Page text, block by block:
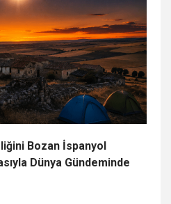
Bozan İspanyol
Dünya Gündeminde